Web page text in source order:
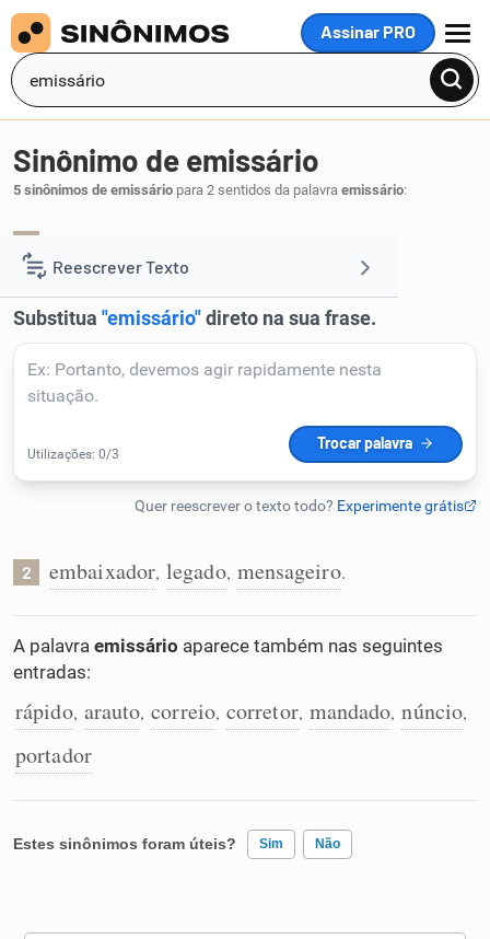
Assinar PRO
MENU
Reescrever Texto
Resumir Texto
Corrigir Texto
Detector de IA
Humanizador de IA
Cata-letras
Caça-palavras
Sinônimo de emissário
5 sinônimos de emissário para 2 sentidos da palavra emissário:
2 embaixador, legado, mensageiro.
A palavra emissário aparece também nas seguintes
entradas:
rápido, arauto, correio, corretor, mandado, núncio,
portador
Estes sinônimos foram úteis? Sim Não